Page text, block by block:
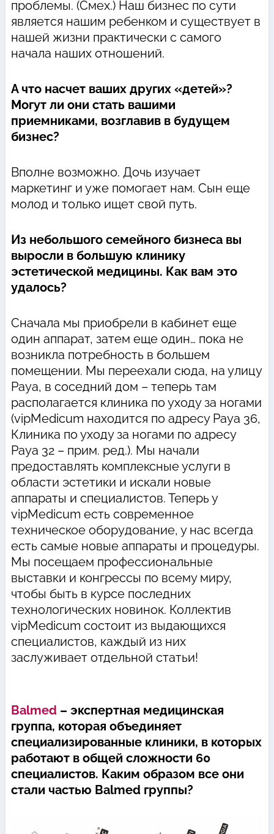
проблемы. (Смех.) Наш бизнес по сути
является нашим ребенком и существует в
нашей жизни практически с самого
начала наших отношений.
А что насчет ваших других «детей»?
Могут ли они стать вашими
приемниками, возглавив в будущем
бизнес?
Вполне возможно. Дочь изучает
маркетинг и уже помогает нам. Сын еще
молод и только ищет свой путь.
Из небольшого семейного бизнеса вы
выросли в большую клинику
эстетической медицины. Как вам это
удалось?
Сначала мы приобрели в кабинет еще
один аппарат, затем еще один… пока не
возникла потребность в большем
помещении. Мы переехали сюда, на улицу
Рауа, в соседний дом – теперь там
располагается клиника по уходу за ногами
(vipMedicum находится по адресу Рауа 36,
Клиника по уходу за ногами по адресу
Рауа 32 – прим. ред.). Мы начали
предоставлять комплексные услуги в
области эстетики и искали новые
аппараты и специалистов. Теперь у
vipMedicum есть современное
техническое оборудование, у нас всегда
есть самые новые аппараты и процедуры.
Мы посещаем профессиональные
выставки и конгрессы по всему миру,
чтобы быть в курсе последних
технологических новинок. Коллектив
vipMedicum состоит из выдающихся
специалистов, каждый из них
заслуживает отдельной статьи!
Balmed – экспертная медицинская
группа, которая объединяет
специализированные клиники, в которых
работают в общей сложности 60
специалистов. Каким образом все они
стали частью Balmed группы?